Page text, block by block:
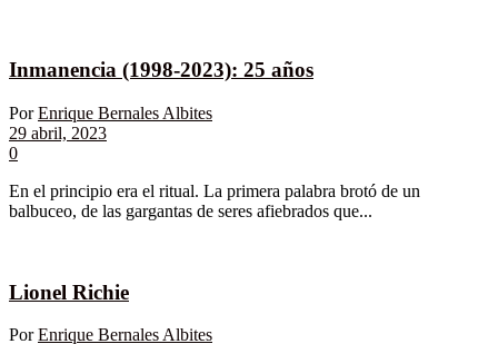
Inmanencia (1998-2023): 25 años
Por Enrique Bernales Albites
29 abril, 2023
0
En el principio era el ritual. La primera palabra brotó de un
balbuceo, de las gargantas de seres afiebrados que...
Lionel Richie
Por Enrique Bernales Albites